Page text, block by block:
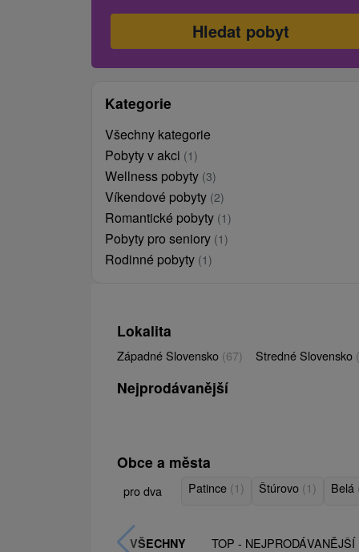
Kategorie
Všechny kategorie
Pobyty v akci (1)
Wellness pobyty (3)
Víkendové pobyty (2)
Romantické pobyty (1)
Pobyty pro seniory (1)
Rodinné pobyty (1)
Lokalita
Západné Slovensko (67) Stredné Slovensko
Nejprodávanější
Obce a města
pro dva Patince (1) Štúrovo (1) Belá
VŠECHNY TOP - NEJPRODÁVANĚJŠÍ